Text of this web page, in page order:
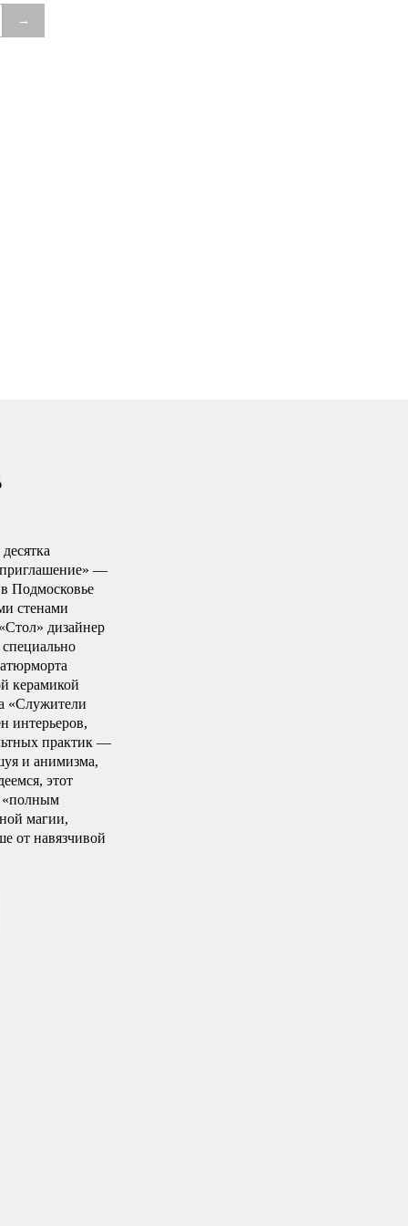
→
—
Подмосковье
стенами
дизайнер
керамикой
«Служители
интерьеров,
практик —
и анимизма,
этот
«полным
магии,
от навязчивой